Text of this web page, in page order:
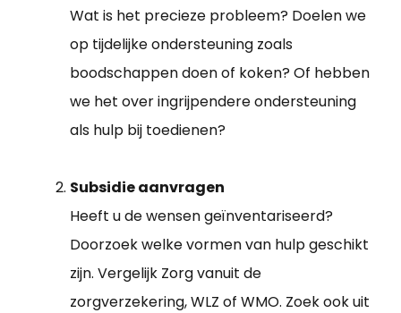
Wat is het precieze probleem? Doelen we
op tijdelijke ondersteuning zoals
boodschappen doen of koken? Of hebben
we het over ingrijpendere ondersteuning
als hulp bij toedienen?
Subsidie aanvragen
Heeft u de wensen geïnventariseerd?
Doorzoek welke vormen van hulp geschikt
zijn. Vergelijk Zorg vanuit de
zorgverzekering, WLZ of WMO. Zoek ook uit